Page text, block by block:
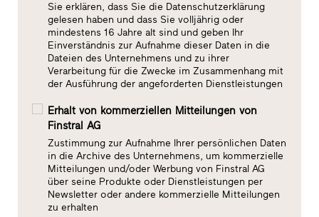
Sie erklären, dass Sie die Datenschutzerklärung
gelesen haben und dass Sie volljährig oder
mindestens 16 Jahre alt sind und geben Ihr
Einverständnis zur Aufnahme dieser Daten in die
Dateien des Unternehmens und zu ihrer
Verarbeitung für die Zwecke im Zusammenhang mit
der Ausführung der angeforderten Dienstleistungen
Erhalt von kommerziellen Mitteilungen von
Finstral AG
Zustimmung zur Aufnahme Ihrer persönlichen Daten
in die Archive des Unternehmens, um kommerzielle
Mitteilungen und/oder Werbung von Finstral AG
über seine Produkte oder Dienstleistungen per
Newsletter oder andere kommerzielle Mitteilungen
zu erhalten